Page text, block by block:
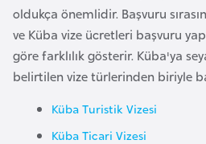
oldukça önemlidir. Başvuru
ve Küba vize ücretleri başvuru
göre farklılık gösterir. Küba'ya
belirtilen vize türlerinden biriyle
Küba Turistik Vizesi
Küba Ticari Vizesi
n
a
F
a
s